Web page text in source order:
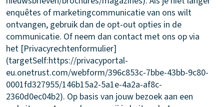
enquêtes of marketingcommunicatie van ons wilt
ontvangen, gebruik dan de opt-out opties in de
communicatie. Of neem dan contact met ons op via
het [Privacyrechtenformulier]
(targetSelf:https://privacyportal-
eu.onetrust.com/webform/396c853c-7bbe-43bb-9c80-
0001fd327955/146b15a2-5a1e-4a2a-af8c-
2360d0ec04b2). Op basis van jouw bezoek aan een